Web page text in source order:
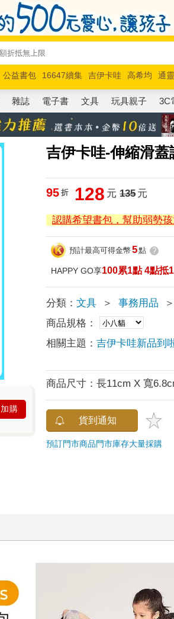
公益書包 16647續集 吉伊卡哇 高希均
通
馬斯克 玩具總動員5 超慢跑
雜誌 電子書 文具 玩具親子 3C
吉伊卡哇-伸縮滑
加購
95 折 128 元 135元
認購希望書包，幫助弱勢孩
預計最高可得金幣 5點 ?
HAPPY GO享100累1點 4點抵
分類：文具 ＞ 事務用品 ＞
商品規格：
相關主題：吉伊卡哇新品到
商品尺寸：長11cm X 寬
貨到通知
預訂門市商品門市庫存大量採購